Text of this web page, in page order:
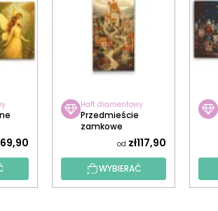
Haft diamentowy
Przedmieście
zamkowe
od zł117,90
WYBIERAĆ